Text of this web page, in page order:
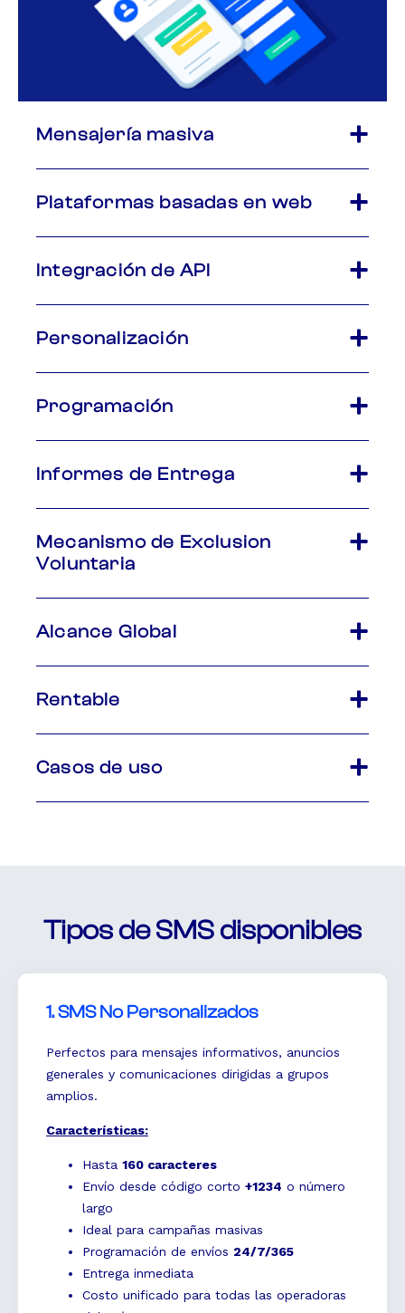
Mensajería masiva
Plataformas basadas en web
Integración de API
Personalización
Programación
Informes de Entrega
Mecanismo de Exclusion
Voluntaria
Alcance Global
Rentable
Casos de uso
Tipos de SMS disponibles
1. SMS No Personalizados
Perfectos para mensajes informativos, anuncios
generales y comunicaciones dirigidas a grupos
amplios.
Características:
Hasta 160 caracteres
Envío desde código corto +1234 o número
largo
Ideal para campañas masivas
Programación de envíos 24/7/365
Entrega inmediata
Costo unificado para todas las operadoras